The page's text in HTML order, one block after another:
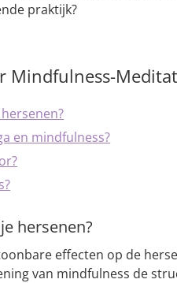
praktijk?
Mindfulness-
en mindfulness?
hersenen?
effecten op de
van mindfulness de